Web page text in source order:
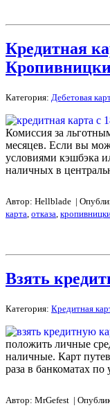
Кредитная
Категория: Дебетовая
Комиссия за
месяцев. Если вы
условиями кэшбэка
наличных в
Автор: Hellblade |
карта, отказа,
Взять
Категория: Кредитная
положить личные
наличные. Карт
раза в банкоматах
Автор: MrGefest |